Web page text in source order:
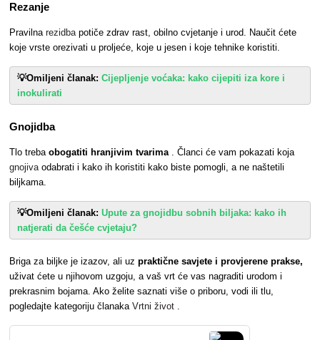
Rezanje
Pravilnarezidbapotiče zdrav rast, obilno cvjetanje i urod. Naučit ćete
koje vrste orezivati u proljeće, koje u jesen i koje tehnike koristiti.
💡Omiljeni članak:Cijepljenje voćaka: kako cijepiti iza kore i
inokulirati
Gnojidba
Tlo trebaobogatiti hranjivim tvarima. Članci će vam pokazati koja
gnojivaodabrati i kako ih koristiti kako biste pomogli, a ne naštetili
biljkama.
💡Omiljeni članak:Upute za gnojidbu sobnih biljaka: kako ih
natjerati da češće cvjetaju?
Briga za biljke je izazov, ali uzpraktične savjete i provjerene prakse,
uživat ćete u njihovom uzgoju, a vaš vrt će vas nagraditi urodom i
prekrasnim bojama. Ako želite saznati više o priboru, vodi ili tlu,
pogledajte kategoriju članakaVrtni život .